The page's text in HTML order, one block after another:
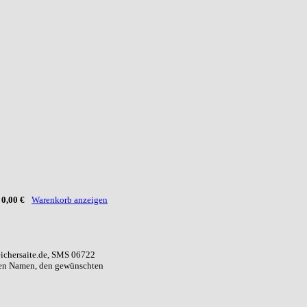
0,00 € Warenkorb anzeigen
SMS 06722
Namen, den gewünschten